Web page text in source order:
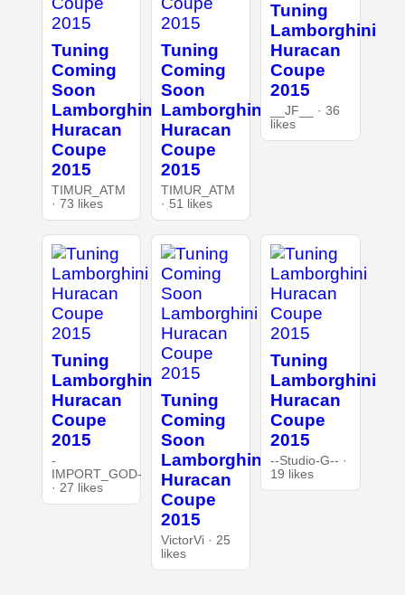
Tuning
Coming
Soon
Lamborghini
Huracan
Coupe
2015
TIMUR_ATM
· 73 likes
Tuning
Coming
Soon
Lamborghini
Huracan
Coupe
2015
TIMUR_ATM
· 51 likes
Tuning
Lamborghini
Huracan
Coupe
2015
__JF__ · 36
likes
Tuning
Lamborghini
Huracan
Coupe
2015
-
IMPORT_GOD-
· 27 likes
Tuning
Coming
Soon
Lamborghini
Huracan
Coupe
2015
VictorVi · 25
likes
Tuning
Lamborghini
Huracan
Coupe
2015
--Studio-G-- ·
19 likes